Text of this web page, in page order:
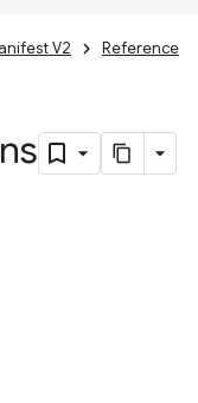
V2 Reference